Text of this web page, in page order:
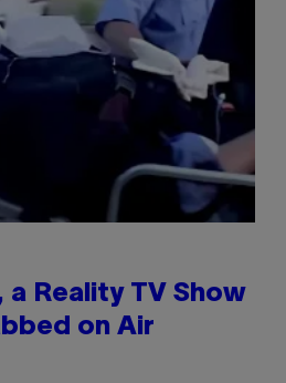
a Reality TV Show
on Air